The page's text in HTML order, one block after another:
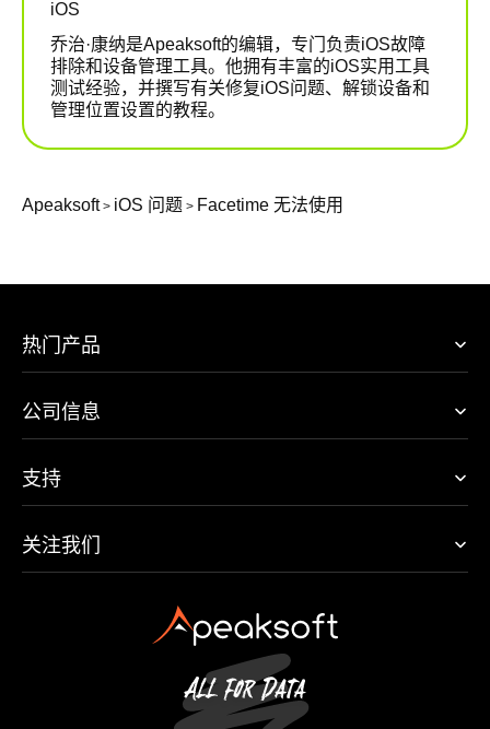
iOS
乔治·康纳是Apeaksoft的编辑，专门负责iOS故障
排除和设备管理工具。他拥有丰富的iOS实用工具
测试经验，并撰写有关修复iOS问题、解锁设备和
管理位置设置的教程。
Apeaksoft> iOS 问题 > Facetime 无法使用
热门产品
公司信息
支持
关注我们